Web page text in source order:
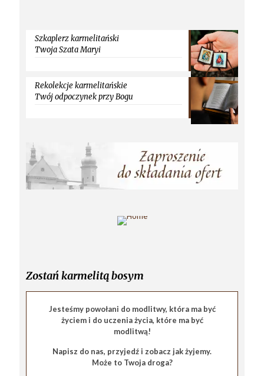
Szkaplerz karmelitański
Twoja Szata Maryi
Rekolekcje karmelitańskie
Twój odpoczynek przy Bogu
Zostań karmelitą bosym
Jesteśmy powołani do modlitwy, która ma być
życiem i do uczenia życia, które ma być
modlitwą!
Napisz do nas, przyjedź i zobacz jak żyjemy.
Może to Twoja droga?